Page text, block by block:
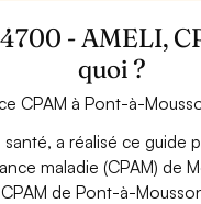
- AMELI,
quoi ?
CPAM à Pont-à-
a réalisé ce guide
maladie (CPAM)
de Pont-à-